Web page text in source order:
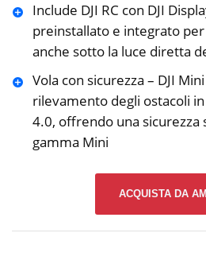
Include DJI RC con DJI
preinstallato e integrato
anche sotto la luce diretta
Vola con sicurezza – DJI
rilevamento degli ostacoli
4.0, offrendo una sicurezza
gamma Mini
ACQUISTA DA